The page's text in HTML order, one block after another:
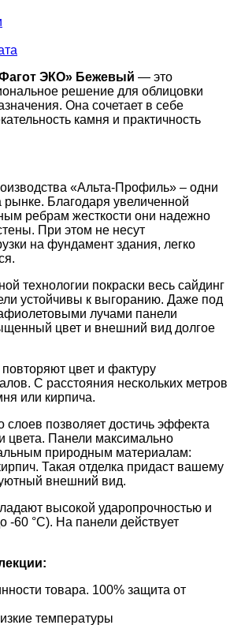
ЭКО» Бежевый — это
решение для облицовки
Она сочетает в себе
камня и практичность
«Альта-Профиль» – одни
Благодаря увеличенной
ребрам жесткости они надежно
При этом не несут
на фундамент здания, легко
технологии покраски весь сайдинг
устойчивы к выгоранию. Даже под
лучами панели
цвет и внешний вид долгое
цвет и фактуру
С расстояния нескольких метров
или кирпича.
слоев позволяет достичь эффекта
цвета. Панели максимально
природным материалам:
Такая отделка придаст вашему
внешний вид.
высокой ударопрочностью и
-60 °C). На панели действует
товара. 100% защита от
температуры